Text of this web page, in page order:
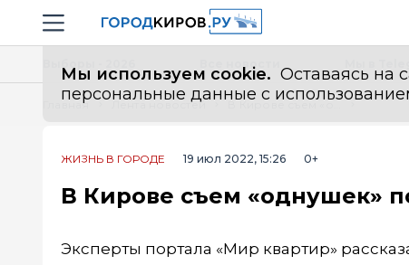
Навигация сайта
Мы используем cookie. Оставаясь на
персональные данные с
Все новости
Главная Лента новостей
ЖИЗНЬ В ГОРОДЕ 19 июл 2022, 15:26 0+
В Кирове съем «однушек»
Эксперты портала «Мир квартир»